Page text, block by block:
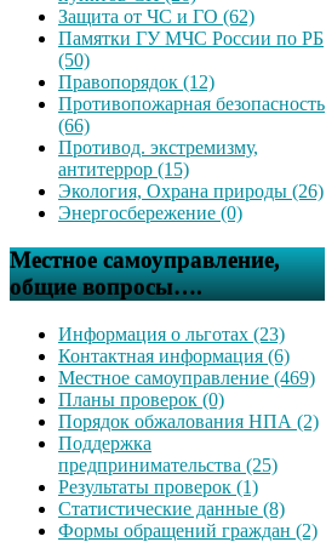
Защита от ЧС и ГО (62)
Памятки ГУ МЧС России по РБ
(50)
Правопорядок (12)
Противопожарная безопасность
(66)
Противод. экстремизму,
антитеррор (15)
Экология, Охрана природы (26)
Энергосбережение (0)
Местное самоуправление,
общие вопросы….
Информация о льготах (23)
Контактная информация (6)
Местное самоуправление (469)
Планы проверок (0)
Порядок обжалования НПА (2)
Поддержка
предпринимательства (25)
Результаты проверок (1)
Статистические данные (8)
Формы обращений граждан (2)